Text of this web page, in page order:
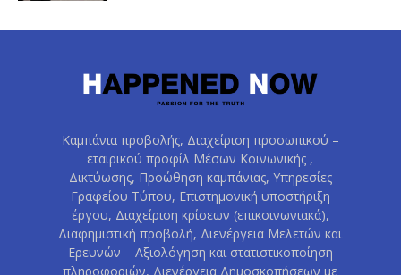
Καμπάνια προβολής, Διαχείριση προσωπικού –
εταιρικού προφίλ Μέσων Κοινωνικής ,
Δικτύωσης, Προώθηση καμπάνιας, Υπηρεσίες
Γραφείου Τύπου, Επιστημονική υποστήριξη
έργου, Διαχείριση κρίσεων (επικοινωνιακά),
Διαφημιστική προβολή, Διενέργεια Μελετών και
Ερευνών – Αξιολόγηση και στατιστικοποίηση
πληροφοριών, Διενέργεια Δημοσκοπήσεων με